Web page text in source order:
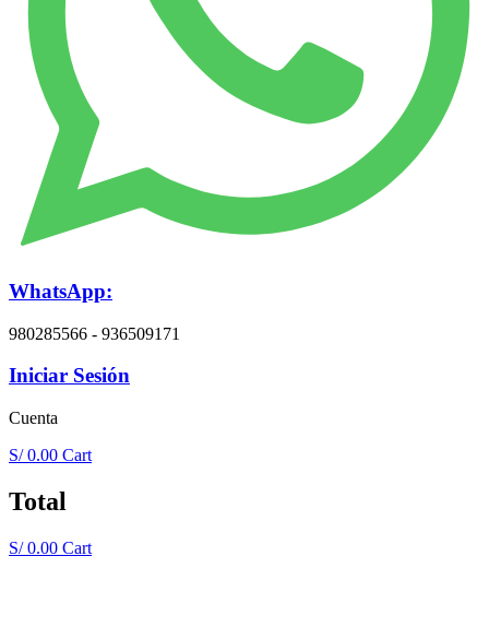
WhatsApp:
980285566 - 936509171
Iniciar Sesión
Cuenta
S/0.00 Cart
Total
S/0.00 Cart